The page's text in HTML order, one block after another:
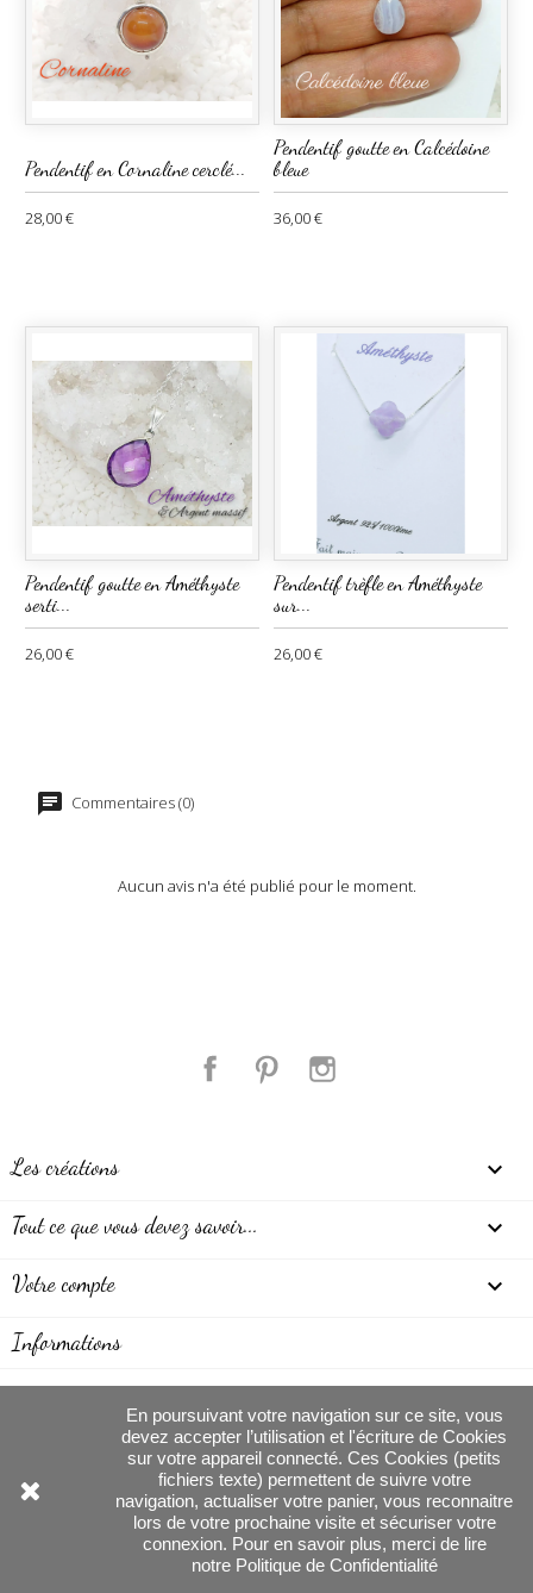
Pendentif en Cornaline cerclé...
28,00 €
Pendentif goutte en Calcédoine
bleue
36,00 €
Pendentif goutte en Améthyste
serti...
26,00 €
Pendentif trèfle en Améthyste
sur...
26,00 €
Commentaires (0)
Aucun avis n'a été publié pour le moment.
Facebook Pinterest
Les créations 
Tout ce que vous devez savoir... 
Votre compte 
Informations
En poursuivant votre navigation sur ce site, vous
devez accepter l’utilisation et l'écriture de Cookies
sur votre appareil connecté. Ces Cookies (petits
fichiers texte) permettent de suivre votre
navigation, actualiser votre panier, vous reconnaitre
lors de votre prochaine visite et sécuriser votre
connexion. Pour en savoir plus, merci de lire
notre Politique de Confidentialité
Anna Zalanya, création de bijoux - Tous
droits réservés